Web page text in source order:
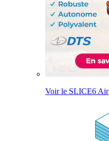
Voir le SLICE6 Air